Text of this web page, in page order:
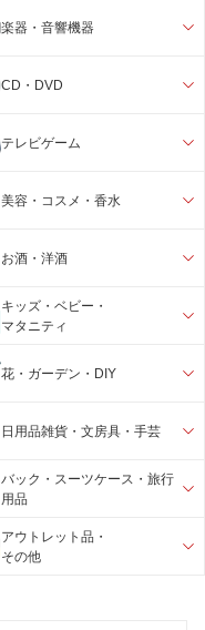
楽器・音響機器
CD・DVD
テレビゲーム
美容・コスメ・香水
お酒・洋酒
キッズ・ベビー・
マタニティ
花・ガーデン・DIY
日用品雑貨・文房具・手芸
バック・スーツケース・旅行
用品
アウトレット品・
その他